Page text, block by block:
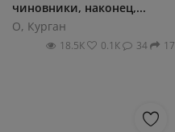
чиновники, наконец,...
О, Курган
18.5К 0.1К 34 17